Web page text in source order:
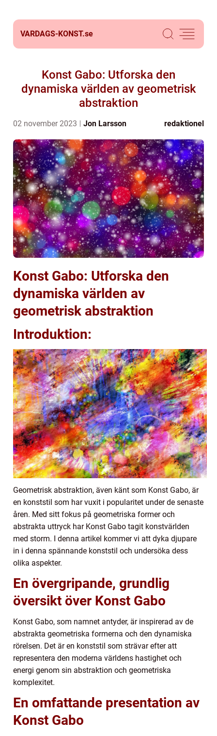
VARDAGS-KONST.se
Konst Gabo: Utforska den
dynamiska världen av geometrisk
abstraktion
02 november 2023 Jon Larsson redaktionel
Konst Gabo: Utforska den
dynamiska världen av
geometrisk abstraktion
Introduktion:
Geometrisk abstraktion, även känt som Konst Gabo, är
en konststil som har vuxit i popularitet under de senaste
åren. Med sitt fokus på geometriska former och
abstrakta uttryck har Konst Gabo tagit konstvärlden
med storm. I denna artikel kommer vi att dyka djupare
in i denna spännande konststil och undersöka dess
olika aspekter.
En övergripande, grundlig
översikt över Konst Gabo
Konst Gabo, som namnet antyder, är inspirerad av de
abstrakta geometriska formerna och den dynamiska
rörelsen. Det är en konststil som strävar efter att
representera den moderna världens hastighet och
energi genom sin abstraktion och geometriska
komplexitet.
En omfattande presentation av
Konst Gabo